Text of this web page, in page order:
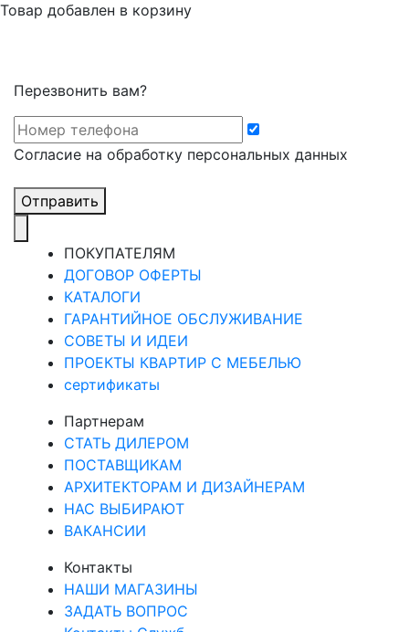
Товар добавлен в корзину
Перезвонить вам?
Cогласие на обработку персональных данных
Отправить
ПОКУПАТЕЛЯМ
ДОГОВОР ОФЕРТЫ
КАТАЛОГИ
ГАРАНТИЙНОЕ ОБСЛУЖИВАНИЕ
СОВЕТЫ И ИДЕИ
ПРОЕКТЫ КВАРТИР С МЕБЕЛЬЮ
сертификаты
Партнерам
СТАТЬ ДИЛЕРОМ
ПОСТАВЩИКАМ
АРХИТЕКТОРАМ И ДИЗАЙНЕРАМ
НАС ВЫБИРАЮТ
ВАКАНСИИ
Контакты
НАШИ МАГАЗИНЫ
ЗАДАТЬ ВОПРОС